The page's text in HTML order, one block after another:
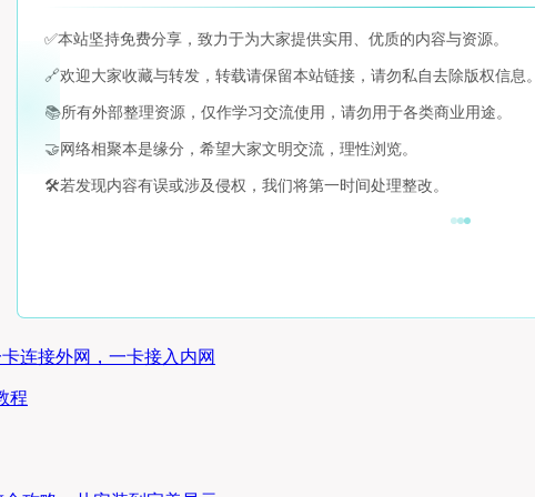
✅本站坚持免费分享，致力于为大家提供实用、优质的内容与资源。
🔗欢迎大家收藏与转发，转载请保留本站链接，请勿私自去除版权信息。
📚所有外部整理资源，仅作学习交流使用，请勿用于各类商业用途。
🤝 网络相聚本是缘分，希望大家文明交流，理性浏览。
🛠️若发现内容有误或涉及侵权，我们将第一时间处理整改。
连接外网，一卡接入内网
程